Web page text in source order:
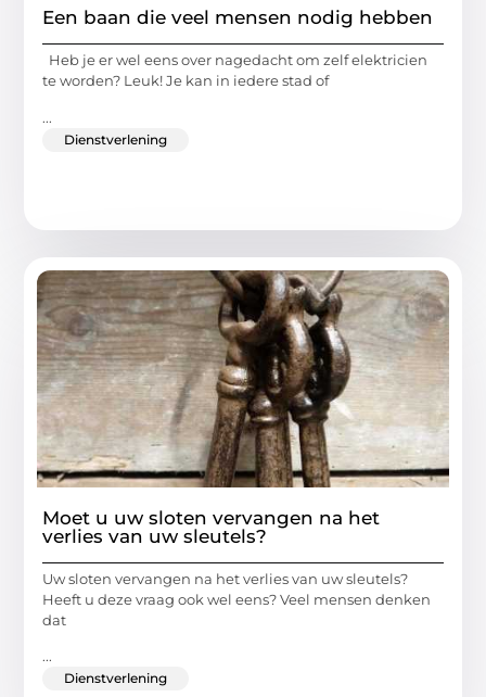
Een baan die veel mensen nodig hebben
Heb je er wel eens over nagedacht om zelf elektricien
te worden? Leuk! Je kan in iedere stad of
...
Dienstverlening
Moet u uw sloten vervangen na het
verlies van uw sleutels?
Uw sloten vervangen na het verlies van uw sleutels?
Heeft u deze vraag ook wel eens? Veel mensen denken
dat
...
Dienstverlening